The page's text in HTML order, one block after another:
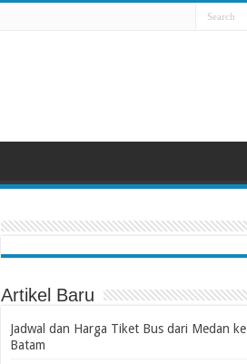
Artikel Baru
Jadwal dan Harga Tiket Bus dari Medan ke
Batam